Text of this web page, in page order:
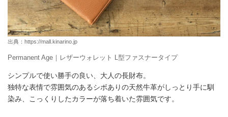
出典： https://mall.kinarino.jp
Permanent Age｜レザーウォレット L型ファスナータイプ
シンプルで使い勝手の良い、大人の長財布。
独特な表情で雰囲気のあるシボありの天然牛革がしっとり手に馴
染み、こっくりしたカラーが落ち着いた雰囲気です。